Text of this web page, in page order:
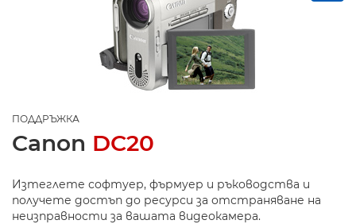
ПОДДРЪЖКА
Canon DC20
Изтеглете софтуер, фърмуер и ръководства и
получете достъп до ресурси за отстраняване на
неизправности за вашата видеокамера.